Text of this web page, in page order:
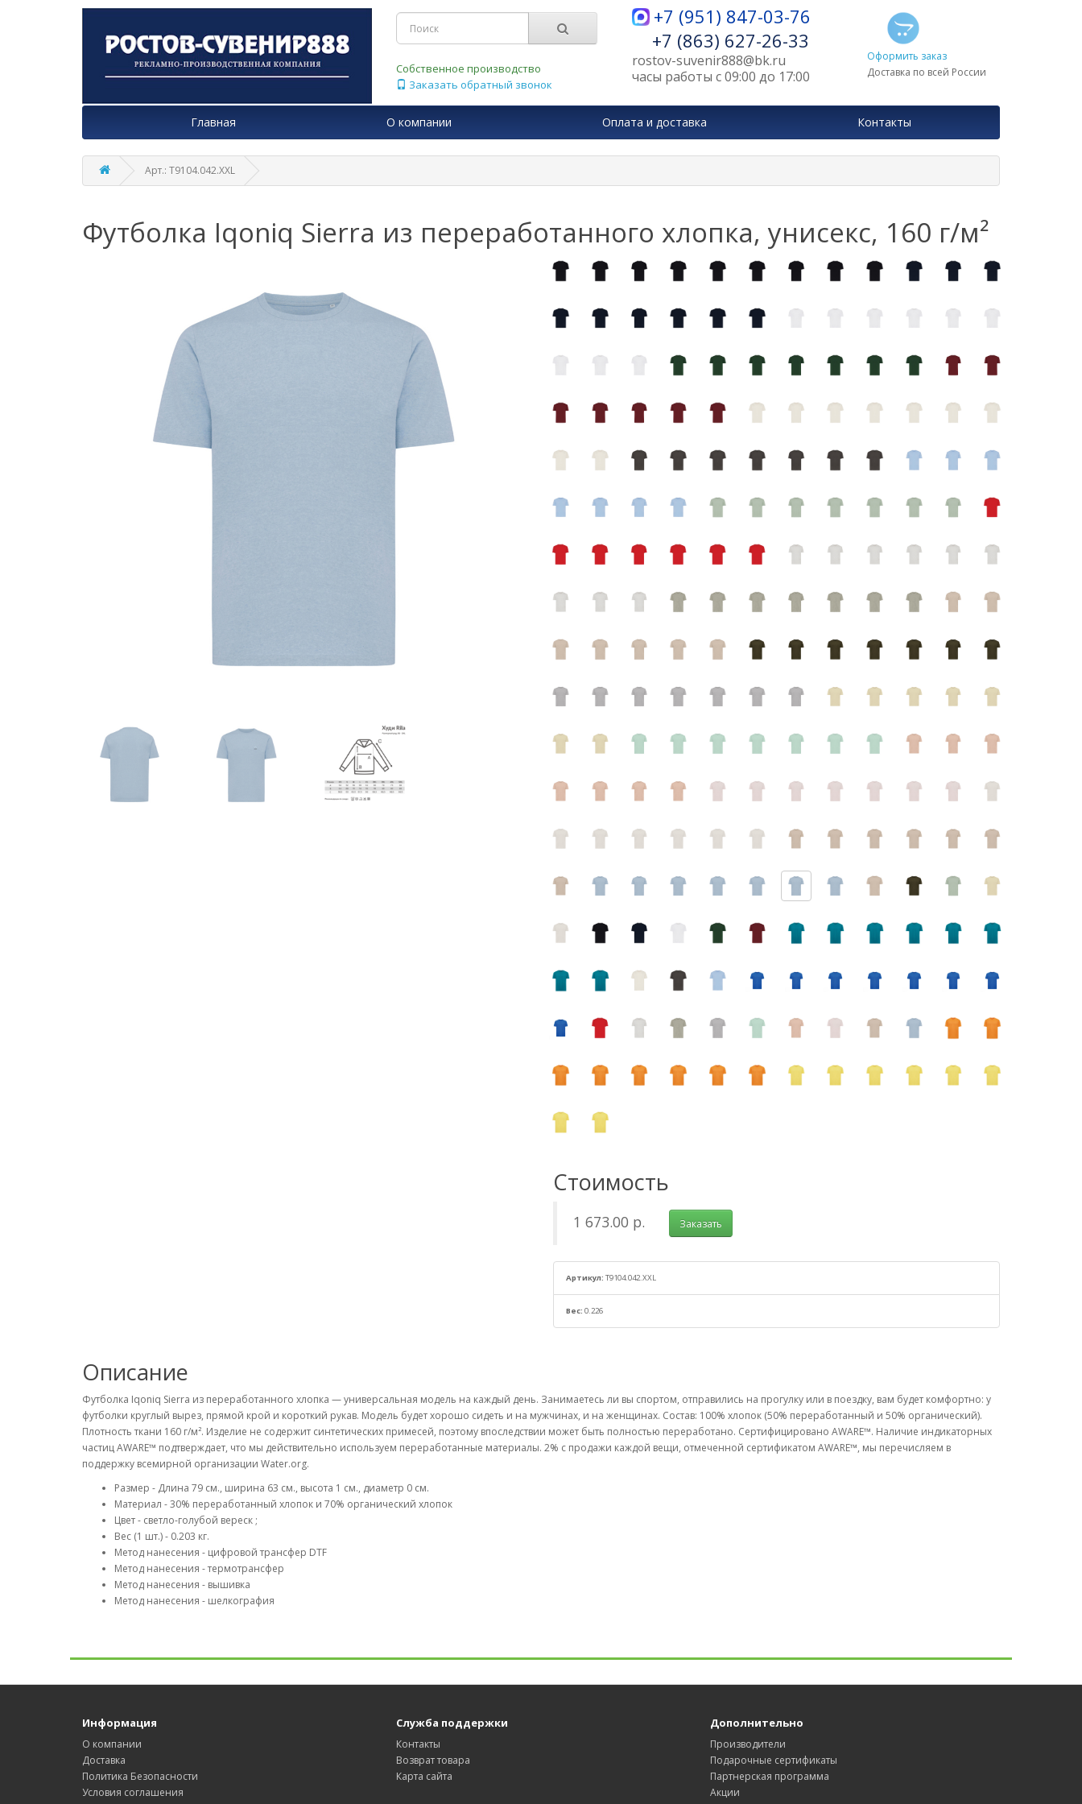
Собственное производство
Заказать обратный звонок
+7 (951) 847-03-76
+7 (863) 627-26-33
rostov-suvenir888@bk.ru
часы работы с 09:00 до 17:00
Оформить заказ
Доставка по всей России
Главная О компании Оплата и доставка Контакты
Арт.: T9104.042.XXL
Футболка Iqoniq Sierra из переработанного хлопка, унисекс, 160 г/м²
Стоимость
1 673.00 р. Заказать
Артикул: T9104.042.XXL
Вес: 0.226
Описание
Футболка Iqoniq Sierra из переработанного хлопка — универсальная модель на каждый день. Занимаетесь ли вы спортом, отправились на прогулку или в поездку, вам будет комфортно: у
футболки круглый вырез, прямой крой и короткий рукав. Модель будет хорошо сидеть и на мужчинах, и на женщинах. Состав: 100% хлопок (50% переработанный и 50% органический).
Плотность ткани 160 г/м². Изделие не содержит синтетических примесей, поэтому впоследствии может быть полностью переработано. Сертифицировано AWARE™. Наличие индикаторных
частиц AWARE™ подтверждает, что мы действительно используем переработанные материалы. 2% с продажи каждой вещи, отмеченной сертификатом AWARE™, мы перечисляем в
поддержку всемирной организации Water.org.
Размер - Длина 79 см., ширина 63 см., высота 1 см., диаметр 0 см.
Материал - 30% переработанный хлопок и 70% органический хлопок
Цвет - светло-голубой вереск ;
Вес (1 шт.) - 0.203 кг.
Метод нанесения - цифровой трансфер DTF
Метод нанесения - термотрансфер
Метод нанесения - вышивка
Метод нанесения - шелкография
Информация
О компании
Доставка
Политика Безопасности
Условия соглашения
Служба поддержки
Контакты
Возврат товара
Карта сайта
Дополнительно
Производители
Подарочные сертификаты
Партнерская программа
Акции